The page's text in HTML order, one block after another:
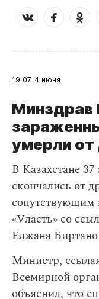
19:07 4 июня
Минздрав
умерли от
В Казахстане
скончались от
сопутствующим
«Vласть» со
Елжана
Министр,
Всемирной
объяснил, что